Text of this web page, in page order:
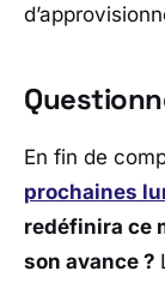
En fin de
prochaines
redéfinira ce
son avance ?